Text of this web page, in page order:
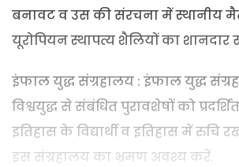
बनावट व उस की संरचना में स्थानीय
यूरोपियन स्थापत्य शैलियों का शानदार
इंफाल युद्ध संग्रहालय : इंफाल युद्ध
विश्वयुद्ध से संबंधित पुरावशेषों को
इतिहास के विद्यार्थी व इतिहास में रुचि
इस संग्रहालय का भ्रमण अवश्य करें.